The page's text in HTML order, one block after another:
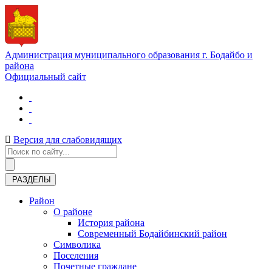
Администрация муниципального образования г. Бодайбо и
района
Официальный сайт
Версия для слабовидящих
РАЗДЕЛЫ
Район
О районе
История района
Современный Бодайбинский район
Символика
Поселения
Почетные граждане